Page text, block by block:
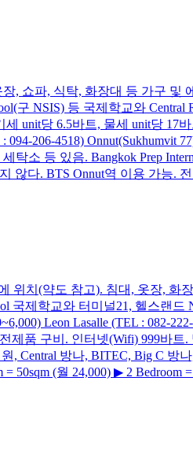
장, 쇼파, 식탁, 화장대 등 가구
구 NSIS) 등 국제학교와
unit당 6.5바트, 물세 unit당 17
: 094-206-4518)
소 등 있음. Bangkok Prep
않다. BTS Onnut역 이용 가능
에 위치(약도 참고). 침대, 옷장
국제학교와 터미널21, 헬스랜드
Leon Lasalle (TEL : 082-
품 구비. 인터넷(Wifi) 999바트.
, Central 방나, BITEC, Big C 방
(월 24,000) ▶ 2 Bedroom